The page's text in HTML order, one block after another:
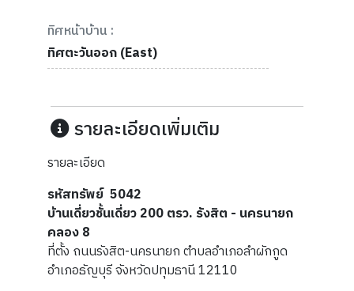
ทิศหน้าบ้าน :
ทิศตะวันออก (East)
รายละเอียดเพิ่มเติม
รายละเอียด
รหัสทรัพย์ 5042
บ้านเดี่ยวชั้นเดี่ยว 200 ตรว. รังสิต - นครนายก
คลอง 8
ที่ตั้ง ถนนรังสิต-นครนายก ตำบลอำเภอลำผักกูด
อำเภอธัญบุรี จังหวัดปทุมธานี 12110